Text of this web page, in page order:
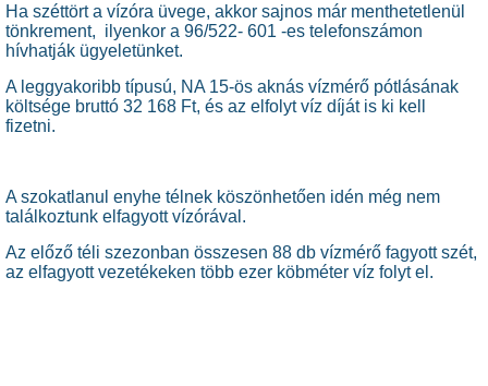
Ha széttört a vízóra üvege, akkor sajnos már menthetetlenül
tönkrement, ilyenkor a 96/522- 601 -es telefonszámon
hívhatják ügyeletünket.
A leggyakoribb típusú, NA 15-ös aknás vízmérő pótlásának
költsége bruttó 32 168 Ft, és az elfolyt víz díját is ki kell
fizetni.
A szokatlanul enyhe télnek köszönhetően idén még nem
találkoztunk elfagyott vízórával.
Az előző téli szezonban összesen 88 db vízmérő fagyott szét,
az elfagyott vezetékeken több ezer köbméter víz folyt el.